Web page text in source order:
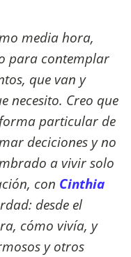
media hora,
para contemplar
que van y
necesito. Creo que
particular de
deciciones y no
a vivir solo
con Cinthia
desde el
cómo vivía, y
y otros